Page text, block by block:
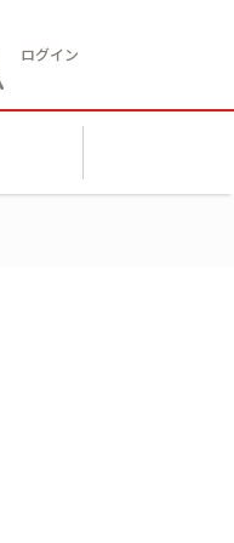
ログイン